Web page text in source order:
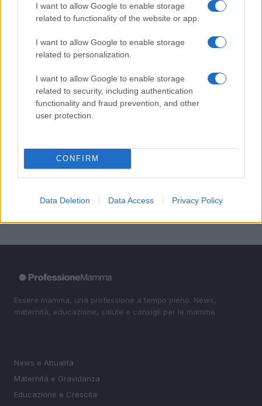
I want to allow Google to enable storage
related to functionality of the website or app.
I want to allow Google to enable storage
related to personalization.
I want to allow Google to enable storage
related to security, including authentication
functionality and fraud prevention, and other
user protection.
CONFIRM
Data Deletion Data Access Privacy Policy
PIÙ LETTI
Guida al caldo per gravidanza e infanzia: prevenire
disidratazione e colpi di calore
Gravidanza a rischio: come organizzare controlli,
documenti e segnali d’allarme
Gestire il diabete tipo 1 in gravidanza: monitoraggio e
target
4
ogni trimestre
5 ASL CN2 organizza incontri per futuri genitori su
Essere mamma, una professione a tempo pieno. News,
maternità, educazione, salute e consigli per le mamme.
News e Attualità
Maternità e Gravidanza
Educazione e Crescita